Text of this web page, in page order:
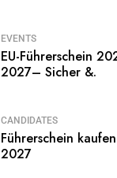
EVENTS
EU-Führerschein
2027– Sicher &.
CANDIDATES
Führerschein
2027